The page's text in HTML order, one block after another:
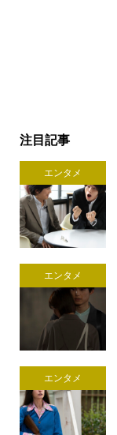
注目記事
エンタメ
エンタメ
エンタメ